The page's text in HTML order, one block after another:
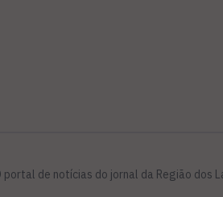
portal de notícias do jornal da Região dos